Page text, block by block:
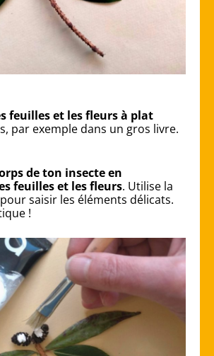
feuilles et les fleurs à plat
par exemple dans un gros livre.
de ton insecte en
feuilles et les fleurs. Utilise la
saisir les éléments délicats.
!